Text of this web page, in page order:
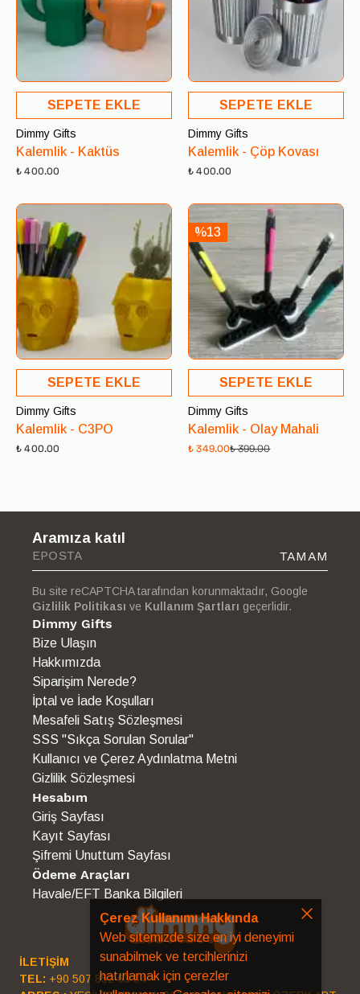
Çerez Kullanımı Hakkında
Web sitemizde size en iyi deneyimi
sunabilmek ve tercihlerinizi
hatırlamak için çerezler
SEPETE EKLE
Dimmy Gifts
Kalemlik - Kaktüs
₺ 400.00
SEPETE EKLE
Dimmy Gifts
Kalemlik - Çöp Kovası
₺ 400.00
SEPETE EKLE
Dimmy Gifts
Kalemlik - C3PO
₺ 400.00
%13
SEPETE EKLE
Dimmy Gifts
Kalemlik - Olay Mahali
₺ 349.00₺ 399.00
Dimmy Gifts
Bize Ulaşın
Hakkımızda
Siparişim Nerede?
İptal ve İade Koşulları
Mesafeli Satış Sözleşmesi
SSS "Sıkça Sorulan Sorular"
Kullanıcı ve Çerez Aydınlatma Metni
Gizlilik Sözleşmesi
Hesabım
Giriş Sayfası
Kayıt Sayfası
Şifremi Unuttum Sayfası
Ödeme Araçları
Havale/EFT Banka Bilgileri
Aramıza katıl
TAMAM
Bu site reCAPTCHA tarafından korunmaktadır, Google
Gizlilik Politikası ve Kullanım Şartları geçerlidir.
İLETİŞİM
TEL: +90 507 852 63 34